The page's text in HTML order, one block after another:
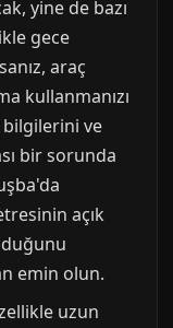
yine de bazı
gece
araç
kullanmanızı
ve
bir sorunda
açık
emin olun.
uzun